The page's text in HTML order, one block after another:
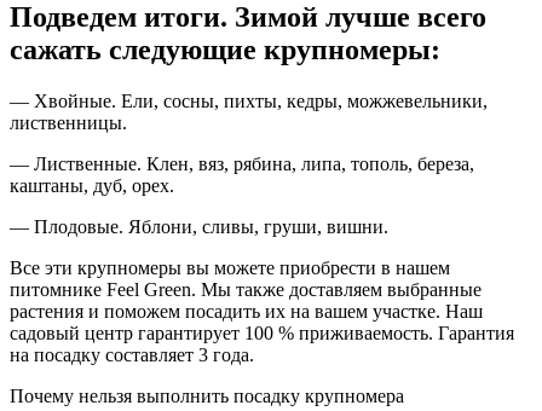
Подведем итоги. Зимой лучше всего
сажать следующие крупномеры:
— Хвойные. Ели, сосны, пихты, кедры, можжевельники,
лиственницы.
— Лиственные. Клен, вяз, рябина, липа, тополь, береза,
каштаны, дуб, орех.
— Плодовые. Яблони, сливы, груши, вишни.
Все эти крупномеры вы можете приобрести в нашем
питомнике Feel Green. Мы также доставляем выбранные
растения и поможем посадить их на вашем участке. Наш
садовый центр гарантирует 100 % приживаемость. Гарантия
на посадку составляет 3 года.
Почему нельзя выполнить посадку крупномера